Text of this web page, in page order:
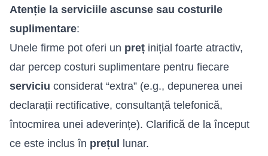
Atenție la serviciile ascunse sau costurile
suplimentare:
Unele firme pot oferi un preț inițial foarte atractiv,
dar percep costuri suplimentare pentru fiecare
serviciu considerat “extra” (e.g., depunerea unei
declarații rectificative, consultanță telefonică,
întocmirea unei adeverințe). Clarifică de la început
ce este inclus în prețul
lunar.